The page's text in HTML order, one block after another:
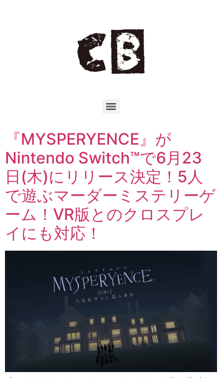
『MYSPERYENCE』が
Nintendo Switch™で6月23
日(木)にリリース決定！5人
で遊ぶマーダーミステリーゲ
ーム！VR版とのクロスプレ
イにも対応！